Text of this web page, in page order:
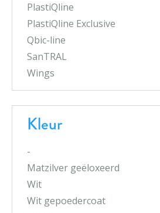
PlastiQline
PlastiQline Exclusive
Qbic-line
SanTRAL
Wings
Kleur
-
Matzilver geëloxeerd
Wit
Wit gepoedercoat